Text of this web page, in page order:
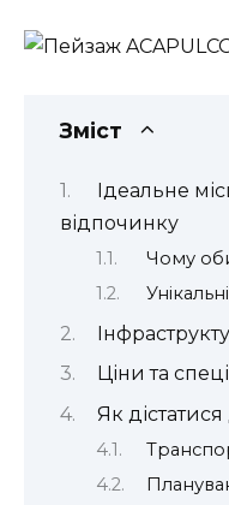
Зміст
Ідеальне
відпочинку
Чому
Ціни та
Як